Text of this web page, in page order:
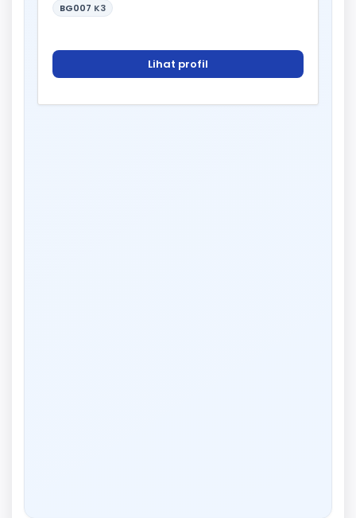
BG007 K3
Lihat profil